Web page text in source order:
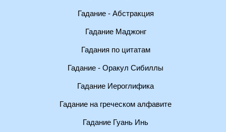
Гадание - Абстракция
Гадание Маджонг
Гадания по цитатам
Гадание - Оракул Сибиллы
Гадание Иероглифика
Гадание на греческом алфавите
Гадание Гуань Инь